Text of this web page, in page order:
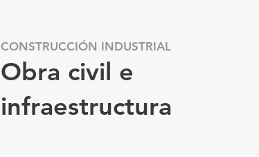
CONSTRUCCIÓN INDUSTRIAL
Obra civil e
infraestructura